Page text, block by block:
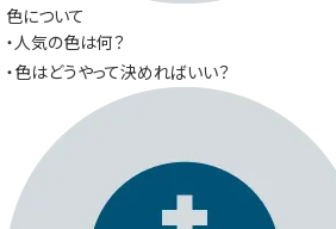
色について
・人気の色は何？
・色はどうやって決めればいい？